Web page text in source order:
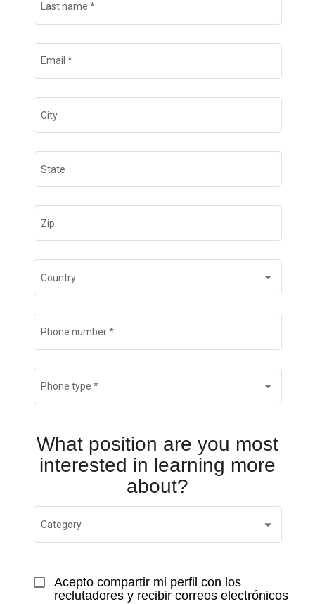
Last name *
Email *
City
State
Zip
Country
Phone number*
Phone type *
What position are you most
interested in learning more
about?
Category
Acepto compartir mi perfil con los
reclutadores y recibir correos electrónicos